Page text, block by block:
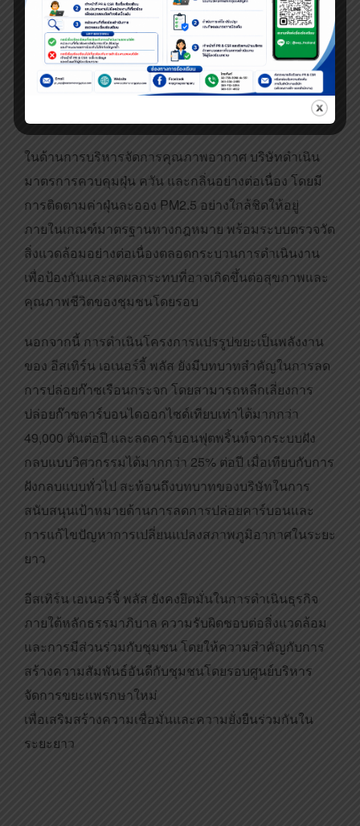
กลับมาใช้ประโยชน์ภายในพื้นที่ปฏิบัติงานได้ โดยตะกอน
จากกระบวนการบำบัดถูกนำไปแปรรูปเป็นวัสดุปรับปรุง
ดินเพื่อใช้ในการดูแลพื้นที่สีเขียวและภูมิทัศน์ของ
โครงการ ภายใต้แนวคิดเศรษฐกิจหมุนเวียนที่มุ่งลดของ
เสียและใช้ทรัพยากรให้เกิดประโยชน์สูงสุด
ในด้านการบริหารจัดการคุณภาพอากาศ บริษัทดำเนิน
มาตรการควบคุมฝุ่น ควัน และกลิ่นอย่างต่อเนื่อง โดยมี
การติดตามค่าฝุ่นละออง PM2.5 อย่างใกล้ชิดให้อยู่
ภายในเกณฑ์มาตรฐานทางกฎหมาย พร้อมระบบตรวจวัด
สิ่งแวดล้อมอย่างต่อเนื่องตลอดกระบวนการดำเนินงาน
เพื่อป้องกันและลดผลกระทบที่อาจเกิดขึ้นต่อสุขภาพและ
คุณภาพชีวิตของชุมชนโดยรอบ
นอกจากนี้ การดำเนินโครงการแปรรูปขยะเป็นพลังงาน
ของ อีสเทิร์น เอเนอร์จี้ พลัส ยังมีบทบาทสำคัญในการลด
การปล่อยก๊าซเรือนกระจก โดยสามารถหลีกเลี่ยงการ
ปล่อยก๊าซคาร์บอนไดออกไซด์เทียบเท่าได้มากกว่า
49,000 ตันต่อปี และลดคาร์บอนฟุตพริ้นท์จากระบบฝัง
กลบแบบวิศวกรรมได้มากกว่า 25% ต่อปี เมื่อเทียบกับการ
ฝังกลบแบบทั่วไป สะท้อนถึงบทบาทของบริษัทในการ
สนับสนุนเป้าหมายด้านการลดการปล่อยคาร์บอนและ
การแก้ไขปัญหาการเปลี่ยนแปลงสภาพภูมิอากาศในระยะ
ยาว
อีสเทิร์น เอเนอร์จี้ พลัส ยังคงยึดมั่นในการดำเนินธุรกิจ
ภายใต้หลักธรรมาภิบาล ความรับผิดชอบต่อสิ่งแวดล้อม
และการมีส่วนร่วมกับชุมชน โดยให้ความสำคัญกับการ
สร้างความสัมพันธ์อันดีกับชุมชนโดยรอบศูนย์บริหาร
จัดการขยะแพรกษาใหม่
เพื่อเสริมสร้างความเชื่อมั่นและความยั่งยืนร่วมกันใน
ระยะยาว